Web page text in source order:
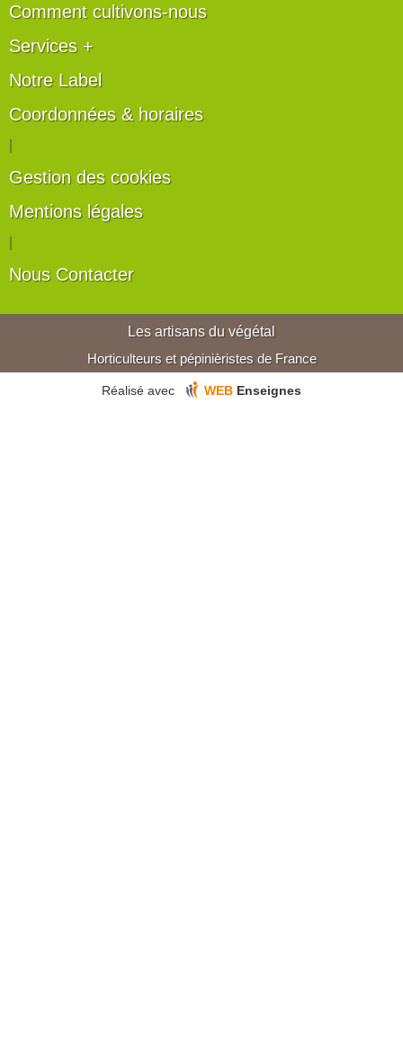
Comment cultivons-nous
Services +
Notre Label
Coordonnées & horaires
Gestion des cookies
Mentions légales
Nous Contacter
Les artisans du végétal
Horticulteurs et pépinièristes de France
Réalisé avec WEB Enseignes